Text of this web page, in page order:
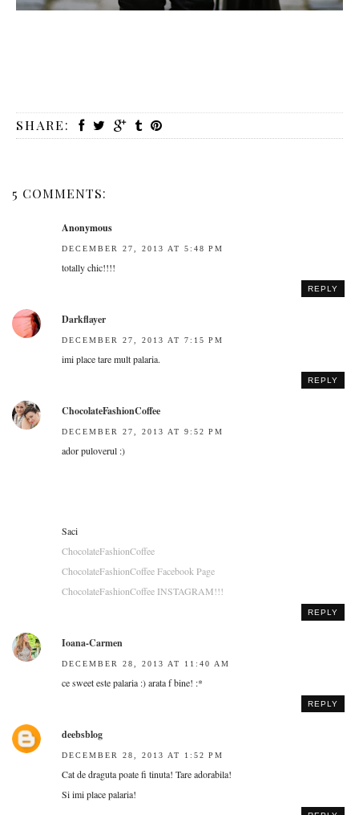
SHARE:
5 COMMENTS:
Anonymous
DECEMBER 27, 2013 AT 5:48 PM
totally chic!!!!
REPLY
Darkflayer
DECEMBER 27, 2013 AT 7:15 PM
imi place tare mult palaria.
REPLY
ChocolateFashionCoffee
DECEMBER 27, 2013 AT 9:52 PM
ador puloverul :)
Saci
ChocolateFashionCoffee
ChocolateFashionCoffee Facebook Page
ChocolateFashionCoffee INSTAGRAM!!!
REPLY
Ioana-Carmen
DECEMBER 28, 2013 AT 11:40 AM
ce sweet este palaria :) arata f bine! :*
REPLY
deebsblog
DECEMBER 28, 2013 AT 1:52 PM
Cat de draguta poate fi tinuta! Tare adorabila!
Si imi place palaria!